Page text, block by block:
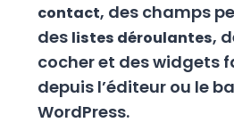
contact, des champs
des listes déroulantes,
cocher et des widgets
depuis l’éditeur ou le
WordPress.